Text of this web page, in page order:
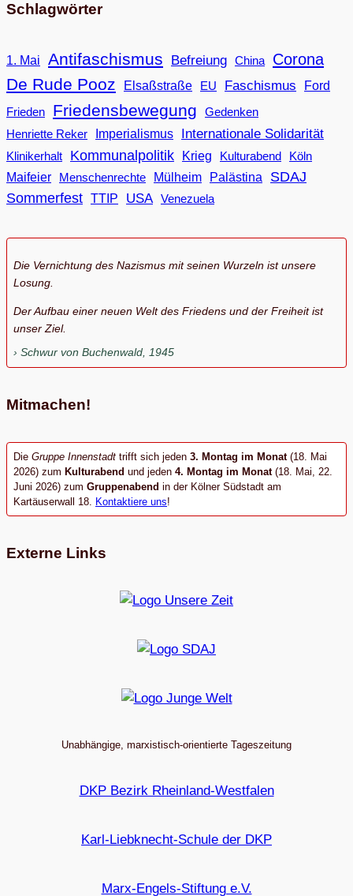
Schlagwörter
1. Mai Antifaschismus Befreiung China Corona
De Rude Pooz Elsaßstraße EU Faschismus
Ford
Frieden
Friedensbewegung
Gedenken
Henriette Reker
Imperialismus Internationale Solidarität
Klinikerhalt Kommunalpolitik Krieg Kulturabend
Köln
Maifeier
Menschenrechte Mülheim Palästina
SDAJ
Sommerfest TTIP USA Venezuela
Die Vernichtung des Nazismus mit seinen Wurzeln ist unsere
Losung.
Der Aufbau einer neuen Welt des Friedens und der Freiheit ist
unser Ziel.
Schwur von Buchenwald, 1945
Mitmachen!
Die Gruppe Innenstadt trifft sich jeden 3. Montag im Monat (18. Mai
2026) zum Kulturabend und jeden 4. Montag im Monat(18. Mai, 22.
Juni 2026) zum Gruppenabend in der Kölner Südstadt am
Kartäuserwall 18. Kontaktiere uns!
Externe Links
Unabhängige, marxistisch-orientierte Tageszeitung
DKP Bezirk Rheinland-Westfalen
Karl-Liebknecht-Schule der DKP
Marx-Engels-Stiftung e.V.